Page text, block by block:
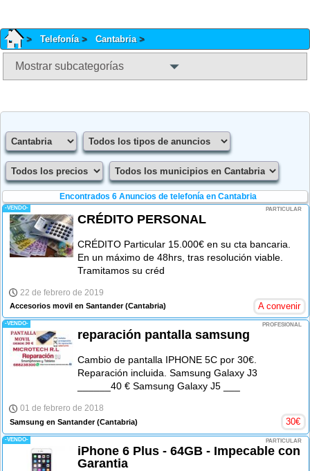
Telefonía Cantabria
Mostrar subcategorías
Encontrados 6 Anuncios de telefonía en Cantabria
-VENDO- PARTICULAR
CRÉDITO PERSONAL
CRÉDITO Particular 15.000€ en su cta bancaria.
En un máximo de 48hrs, tras resolución viable.
Tramitamos su créd
22 de febrero de 2019
Accesorios movil en Santander(Cantabria) A convenir
-VENDO- PROFESIONAL
reparación pantalla samsung
Cambio de pantalla IPHONE 5C por 30€.
Reparación incluida. Samsung Galaxy J3
______40 € Samsung Galaxy J5 ___
01 de febrero de 2018
Samsung en Santander(Cantabria) 30€
-VENDO- PARTICULAR
iPhone 6 Plus - 64GB - Impecable con
Garantia